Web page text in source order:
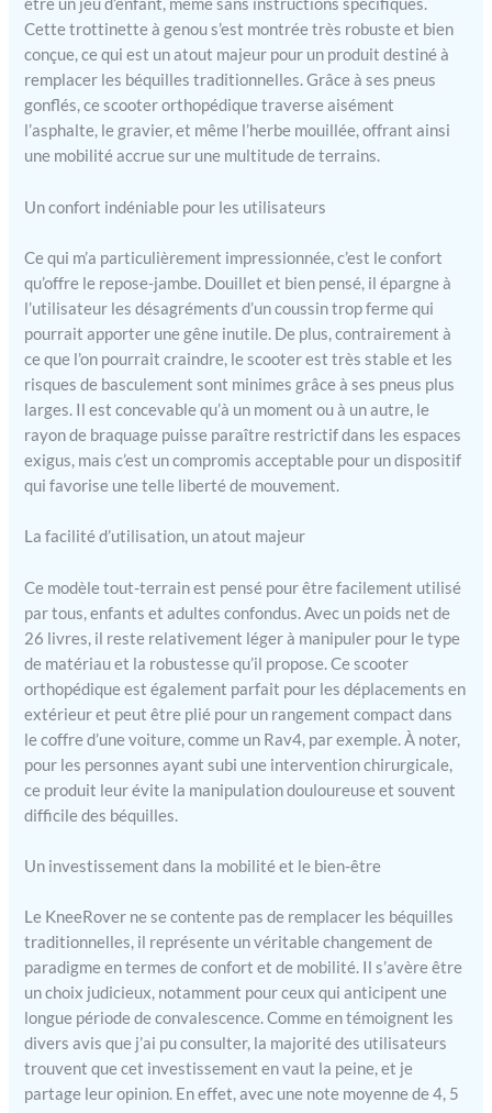
Stabilité et contrôle
maximum lors des
manœuvres : ces
déambulateurs de genoux
orientables sont équipés
d'un mécanisme de
direction avancé à tirants,
comme on en trouve dans
système de frein à tambour
genoux entièrement
réglable et d'un guidon
avec un mécanisme de
pliage simple et de haute
qualité pour un transport
et un rangement faciles du
déambulateur de genou.
Les poignées sont en
caoutchouc facile à
nettoyer. Cadre léger mais
robuste avec une
sans précédent pour un
déambulateur de genou
tout terrain KneeRover a
une capacité de charge de
113 kg et est recommandé
pour les personnes
mesurant entre 152 et 193
cm.
être un jeu d’enfant, même sans instructions spécifiques.
Cette trottinette à genou s’est montrée très robuste et bien
conçue, ce qui est un atout majeur pour un produit destiné à
remplacer les béquilles traditionnelles. Grâce à ses pneus
gonflés, ce scooter orthopédique traverse aisément
l’asphalte, le gravier, et même l’herbe mouillée, offrant ainsi
une mobilité accrue sur une multitude de terrains.
Un confort indéniable pour les utilisateurs
Ce qui m’a particulièrement impressionnée, c’est le confort
qu’offre le repose-jambe. Douillet et bien pensé, il épargne à
l’utilisateur les désagréments d’un coussin trop ferme qui
pourrait apporter une gêne inutile. De plus, contrairement à
ce que l’on pourrait craindre, le scooter est très stable et les
risques de basculement sont minimes grâce à ses pneus plus
larges. Il est concevable qu’à un moment ou à un autre, le
rayon de braquage puisse paraître restrictif dans les espaces
exigus, mais c’est un compromis acceptable pour un dispositif
qui favorise une telle liberté de mouvement.
La facilité d’utilisation, un atout majeur
Ce modèle tout-terrain est pensé pour être facilement utilisé
par tous, enfants et adultes confondus. Avec un poids net de
26 livres, il reste relativement léger à manipuler pour le type
de matériau et la robustesse qu’il propose. Ce scooter
orthopédique est également parfait pour les déplacements en
extérieur et peut être plié pour un rangement compact dans
le coffre d’une voiture, comme un Rav4, par exemple. À noter,
pour les personnes ayant subi une intervention chirurgicale,
ce produit leur évite la manipulation douloureuse et souvent
difficile des béquilles.
Un investissement dans la mobilité et le bien-être
Le KneeRover ne se contente pas de remplacer les béquilles
traditionnelles, il représente un véritable changement de
paradigme en termes de confort et de mobilité. Il s’avère être
un choix judicieux, notamment pour ceux qui anticipent une
longue période de convalescence. Comme en témoignent les
divers avis que j’ai pu consulter, la majorité des utilisateurs
trouvent que cet investissement en vaut la peine, et je
partage leur opinion. En effet, avec une note moyenne de 4, 5